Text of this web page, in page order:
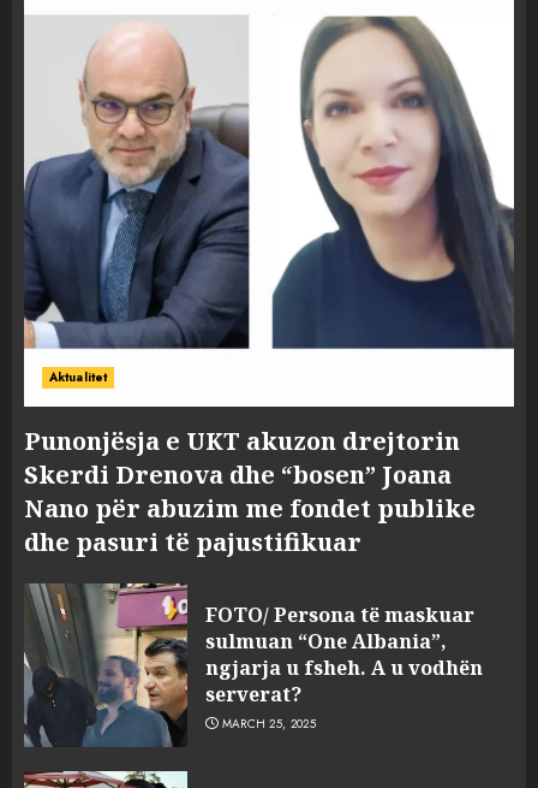
Aktualitet
Punonjësja e UKT akuzon drejtorin
Skerdi Drenova dhe “bosen” Joana
Nano për abuzim me fondet publike
dhe pasuri të pajustifikuar
FOTO/ Persona të maskuar
sulmuan “One Albania”,
ngjarja u fsheh. A u vodhën
serverat?
MARCH 25, 2025